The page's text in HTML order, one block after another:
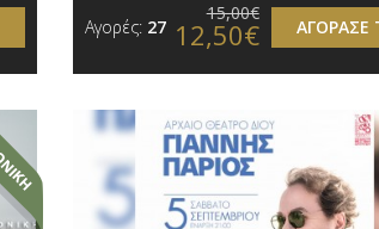
Αγορές: 27 ΑΓΟΡΑΣΕ
15,00€
12,50€